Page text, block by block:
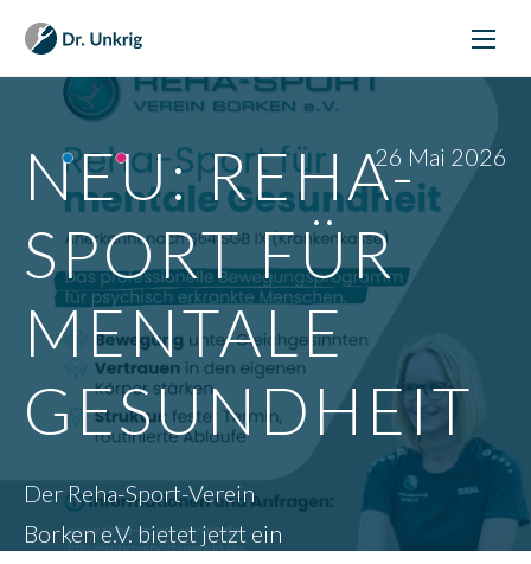
Therapie
Training
Mentale Gesundheit
Für Unternehmen
Kinder
Karriere
Neuigkeiten
Über uns
Borken
Salzgrotte Borken (Gemen)
26 Mai 2026
NEU: REHA-
SPORT FÜR
MENTALE
GESUNDHEIT
Der Reha-Sport-Verein
Borken e.V. bietet jetzt ein